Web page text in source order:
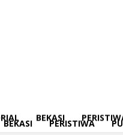
BEKASI PERISTIWA
BEKASI